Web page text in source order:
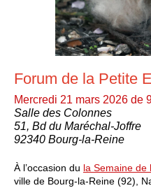
Forum de la Petite
Mercredi 21 mars 2026 de
Salle des Colonnes
51, Bd du Maréchal-Joffre
92340 Bourg-la-Reine
À l’occasion du la Semaine de
ville de Bourg-la-Reine (92),